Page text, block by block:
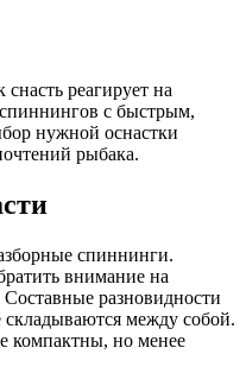
реагирует на
с быстрым,
нужной оснастки
рыбака.
спиннинги.
внимание на
разновидности
между собой.
компактны, но менее